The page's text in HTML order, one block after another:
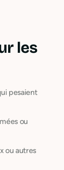
les
pesaient
ou
ou autres